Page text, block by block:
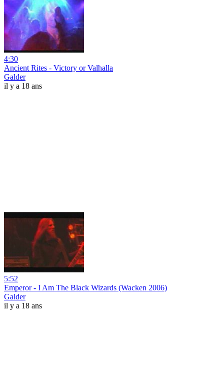
4:30
Ancient Rites - Victory or Valhalla
Galder
il y a 18 ans
5:52
Emperor - I Am The Black Wizards (Wacken 2006)
Galder
il y a 18 ans